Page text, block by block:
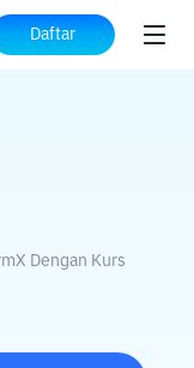
Daftar
STMX
Dengan Kurs